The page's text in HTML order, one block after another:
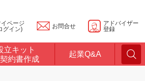
ページ
グイン)
お問合せ
アドバイザー
登録
立キット
約書作成
起業Q&A